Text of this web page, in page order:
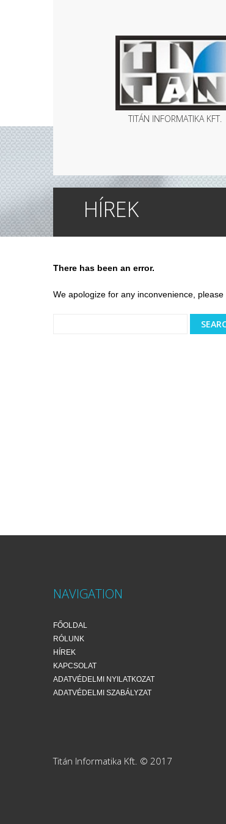
TITÁN INFORMATIKA KFT.
HÍREK
There has been an error.
We apologize for any inconvenience, please
NAVIGATION
FŐOLDAL
RÓLUNK
HÍREK
KAPCSOLAT
ADATVÉDELMI NYILATKOZAT
ADATVÉDELMI SZABÁLYZAT
Titán Informatika Kft. © 2017